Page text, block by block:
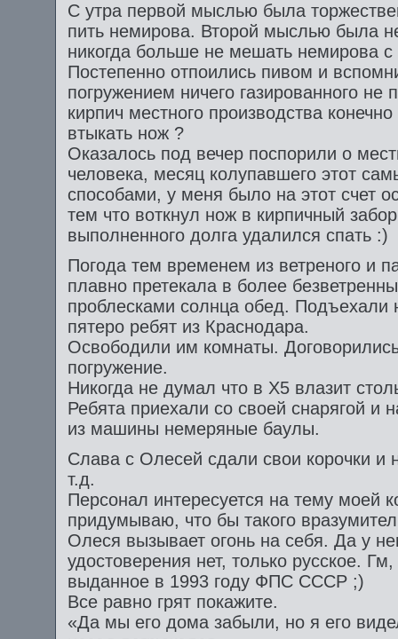
С утра первой мыслью была
пить немирова. Второй мыслью была
никогда больше не мешать немирова
Постепенно отпоились пивом и
погружением ничего газированного
кирпич местного производства
втыкать нож ?
Оказалось под вечер поспорили о
человека, месяц колупавшего этот
способами, у меня было на этот счет
тем что воткнул нож в кирпичный
выполненного долга удалился спать :)
Погода тем временем из ветреного и
плавно претекала в более
проблесками солнца обед. Подъехали
пятеро ребят из Краснодара.
Освободили им комнаты.
погружение.
Никогда не думал что в Х5 влазит
Ребята приехали со своей снарягой и
из машины немеряные баулы.
Слава с Олесей сдали свои корочки и
т.д.
Персонал интересуется на тему моей
придумываю, что бы такого
Олеся вызывает огонь на себя. Да у
удостоверения нет, только русское.
выданное в 1993 году ФПС СССР ;)
Все равно грят покажите.
«Да мы его дома забыли, но я его